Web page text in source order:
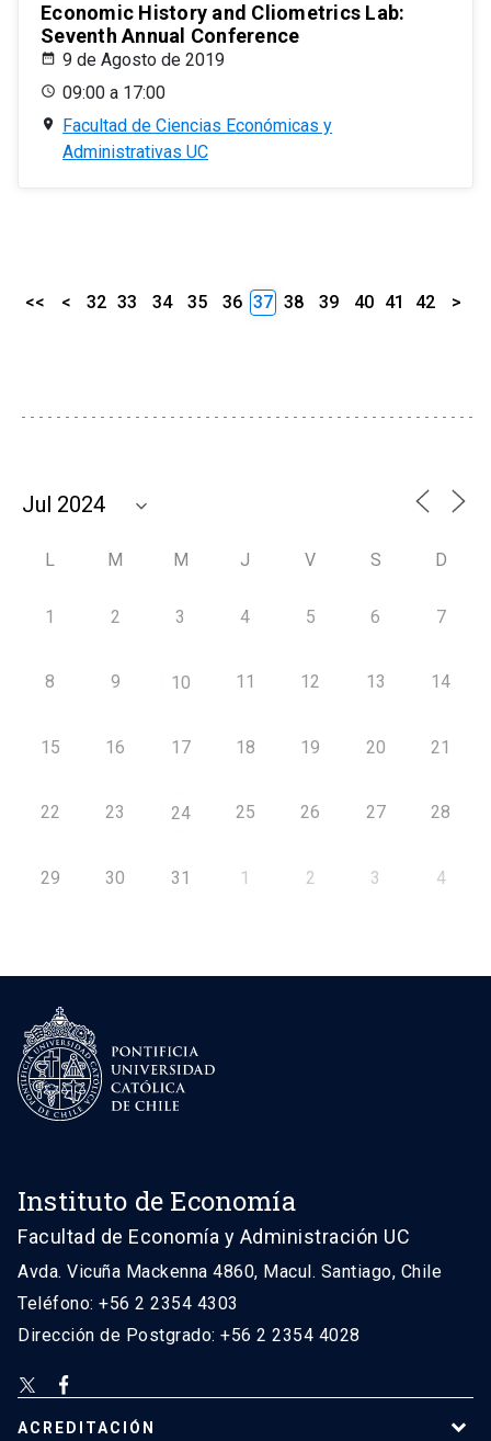
Economic History and Cliometrics Lab:
Seventh Annual Conference
9 de Agosto de 2019
09:00 a 17:00
Facultad de Ciencias Económicas y
Administrativas UC
<< < 32 33 34 35 36 37 38 39 40 41 42 >
L M M J V S D
1 2 3 4 5 6 7
8 9 10 11 12 13 14
15 16 17 18 19 20 21
22 23 24 25 26 27 28
29 30 31 1 2 3 4
Instituto de Economía
Facultad de Economía y Administración UC
Avda. Vicuña Mackenna 4860, Macul. Santiago, Chile
Teléfono: +56 2 2354 4303
Dirección de Postgrado: +56 2 2354 4028
ACREDITACIÓN